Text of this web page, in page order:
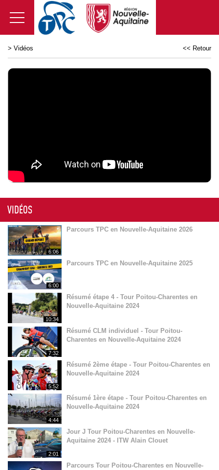
> Vidéos << Retour
VIDÉOS
6:06
Parcours TPC en Nouvelle-Aquitaine 2026
6:00
Parcours TPC en Nouvelle-Aquitaine 2025
10:34
Résumé étape 4 - Tour Poitou-Charentes en
Nouvelle-Aquitaine 2024
7:32
Résumé CLM individuel - Tour Poitou-
Charentes en Nouvelle-Aquitaine 2024
5:52
Résumé 2ème étape - Tour Poitou-Charentes en
Nouvelle-Aquitaine 2024
4:44
Résumé 1ère étape - Tour Poitou-Charentes en
Nouvelle-Aquitaine 2024
2:01
Jour J Tour Poitou-Charentes en Nouvelle-
Aquitaine 2024 - ITW Alain Clouet
Parcours Tour Poitou-Charentes en Nouvelle-